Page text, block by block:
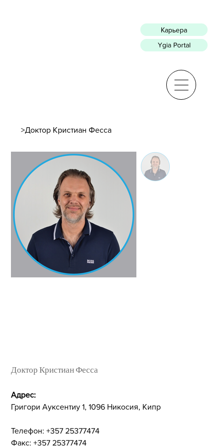
Карьера
Ygia Portal
>Доктор Кристиан Фесса
Доктор Кристиан Фесса
Адрес:
Григори Ауксентиу 1, 1096 Никосия, Кипр
Телефон: +357 25377474
Факс: +357 25377474